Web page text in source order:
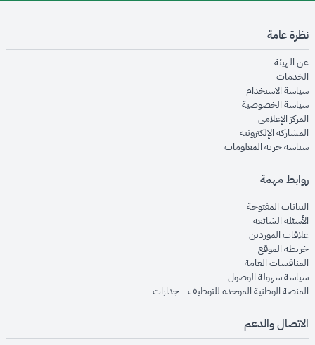
نظرة عامة
عن الهيئةopens in new window
الخدماتopens in new window
سياسة الاستخدام
سياسة الخصوصيةopens in new window
المركز الإعلاميopens in new window
المشاركة الإلكترونيةopens in new window
سياسة حرية المعلوماتopens in new window
روابط مهمة
البيانات المفتوحةopens in new window
الأسئلة الشائعةopens in new window
علاقات الموردينopens in new window
خريطة الموقعopens in new window
المنافسات العامةopens in new window
سياسة سهولة الوصولopens in new window
المنصة الوطنية الموحدة للتوظيف - جداراتopens in new window
الاتصال والدعم